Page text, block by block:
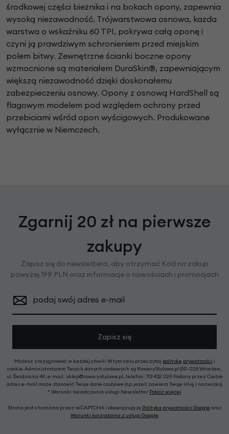
środkowej części bieżnika i na bokach opony, zapewnia
wysoką niezawodność. Trójwarstwowa osnowa, każda
warstwa o wskaźniku 60 TPI, pokrywa całą oponę i
czyni ją prawdziwym schronieniem przed miejskim
polem bitwy. Zewnętrzne ścianki boczne opony
wzmocnione są materiałem DuraSkin®, zapewniającym
większą niezawodność dzięki doskonałemu
zabezpieczeniu osnowy. Opony z osnową HardShell są
flagowym modelem pod względem ochrony przed
przebiciami wśród opon wyścigowych. Produkowane
wyłącznie w Niemczech.
Zgarnij 20 zł na pierwsze
zakupy
Zapisz się do newslettera, aby otrzymać Kod na zakup
powyżej 199 PLN oraz informacje o nowościach i promocjach
podaj swój adres e-mail
Zapisz się
Możesz zrezygnować w każdej chwili. W tym celu przeczytaj politykę prywatności i
cookie. Administratorem Twoich danych osobowych są RoweryStylowe.pl (50-028 Wrocław,
ul. Świdnicka 49; e-mail: sklep@rowerystylowe.pl, telefon: 713 432 029. Podany przez Ciebie
adres e-mail może stanowić Twoje dane osobowe (np. jeżeli zawiera Twoje imię i nazwisko).
* Warunki świadczenia usługi Newsletter Pokaż więcej
Strona jest chroniona przez reCAPTCHA i obowiązują ją Polityka prywatności Google oraz
Warunki korzystania z usługi Google